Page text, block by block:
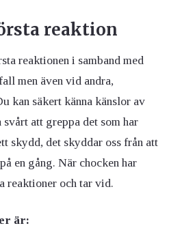
reaktion
reaktionen i samband med
men även vid andra,
kan säkert känna känslor av
att greppa det som har
skydd, det skyddar oss från att
en gång. När chocken har
reaktioner och tar vid.
är: